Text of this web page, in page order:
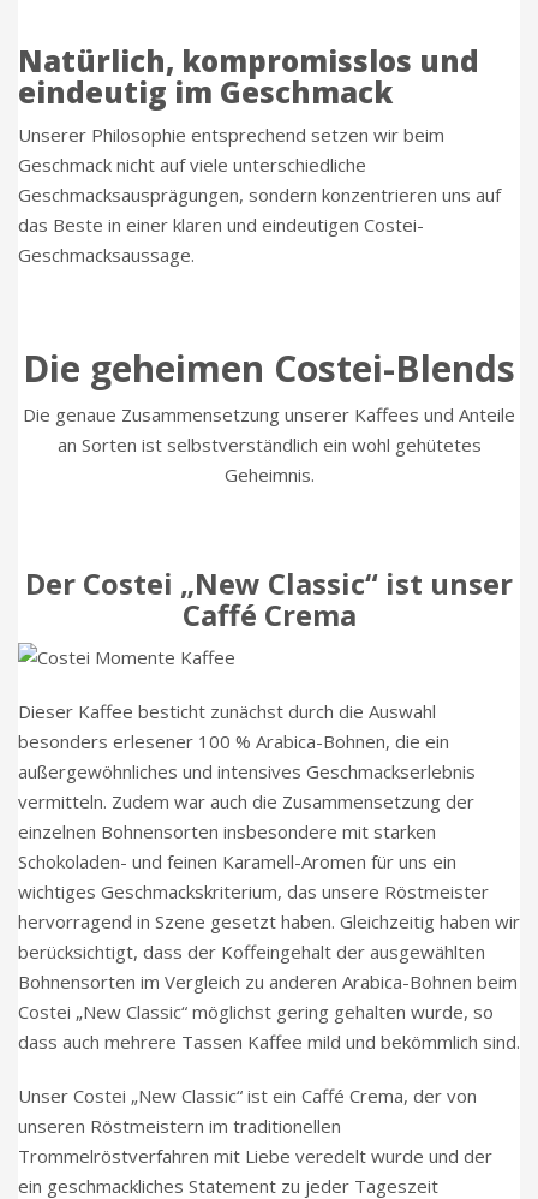
Natürlich, kompromisslos und
eindeutig im Geschmack
Unserer Philosophie entsprechend setzen wir beim
Geschmack nicht auf viele unterschiedliche
Geschmacksausprägungen, sondern konzentrieren uns auf
das Beste in einer klaren und eindeutigen Costei-
Geschmacksaussage.
Die geheimen Costei-Blends
Die genaue Zusammensetzung unserer Kaffees und Anteile
an Sorten ist selbstverständlich ein wohl gehütetes
Geheimnis.
Der Costei „New Classic“ ist unser
Caffé Crema
Dieser Kaffee besticht zunächst durch die Auswahl
besonders erlesener 100 % Arabica-Bohnen, die ein
außergewöhnliches und intensives Geschmackserlebnis
vermitteln. Zudem war auch die Zusammensetzung der
einzelnen Bohnensorten insbesondere mit starken
Schokoladen- und feinen Karamell-Aromen für uns ein
wichtiges Geschmackskriterium, das unsere Röstmeister
hervorragend in Szene gesetzt haben. Gleichzeitig haben wir
berücksichtigt, dass der Koffeingehalt der ausgewählten
Bohnensorten im Vergleich zu anderen Arabica-Bohnen beim
Costei „New Classic“ möglichst gering gehalten wurde, so
dass auch mehrere Tassen Kaffee mild und bekömmlich sind.
Unser Costei „New Classic“ ist ein Caffé Crema, der von
unseren Röstmeistern im traditionellen
Trommelröstverfahren mit Liebe veredelt wurde und der
ein geschmackliches Statement zu jeder Tageszeit